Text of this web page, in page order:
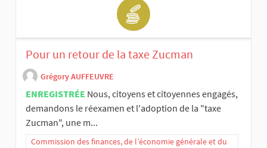
Pour un retour de la taxe Zucman
Grégory AUFFEUVRE
ENREGISTRÉE Nous, citoyens et citoyennes engagés,
demandons le réexamen et l'adoption de la "taxe
Zucman", une m...
Commission des finances, de l’économie générale et du